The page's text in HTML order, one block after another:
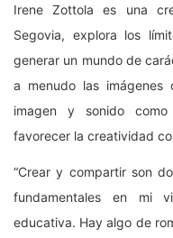
Irene Zottola es una
Segovia, explora los
generar un mundo de
a menudo las imágenes
imagen y sonido como
favorecer la creatividad
“Crear y compartir son
fundamentales en mi
educativa. Hay algo de